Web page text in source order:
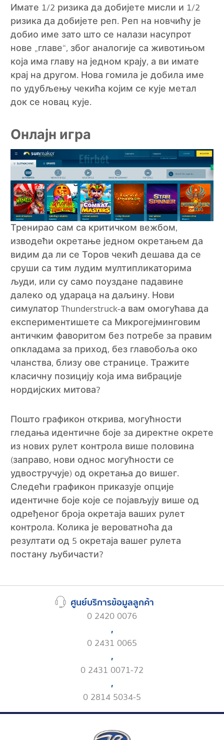
Имате 1/2 ризика да добијете мисли и 1/2
ризика да добијете реп. Реп на новчићу је
добио име зато што се налази насупрот
нове „главе“, због аналогије са животињом
која има главу на једном крају, а ви имате
крај на другом. Нова гомила је добила име
по удубљењу чекића којим се кује метал
док се новац кује.
Онлајн игра
Тренирао сам са критичком вежбом,
изводећи окретање једном окретањем да
видим да ли се Торов чекић дешава да се
сруши са тим лудим мултипликаторима
људи, или су само поуздане падавине
далеко од удараца на даљину. Нови
симулатор Thunderstruck-а вам омогућава да
експериментишете са Микрогејминговим
античким фаворитом без потребе за правим
опкладама за приход, без главобоља око
чланства, близу ове странице. Тражите
класичну позицију која има вибрације
нордијских митова?
Пошто графикон открива, могућности
гледања идентичне боје за директне окрете
из нових рулет контрола више половина
(заправо, нови однос могућности се
удвостручује) од окретања до вишег.
Следећи графикон приказује опције
идентичне боје које се појављују више од
одређеног броја окретаја ваших рулет
контрола. Колика је вероватноћа да
резултати од 5 окретаја вашег рулета
постану љубичасти?
ศูนย์บริการข้อมูลลูกค้า
0 2420 0076
,
0 2431 0065
,
0 2431 0071-72
,
0 2814 5034-5